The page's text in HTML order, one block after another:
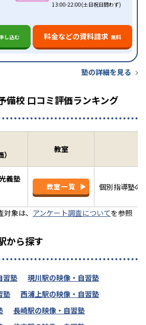
13:00-22:00(土日祝日問わず)
し込む 料金などの資料請求 無料
塾の詳細を見る
備校 口コミ評価ランキング
教室
義塾
教室一覧 個別指導塾の
象は、 アンケート調査についてを参照
から探す
習塾
現川駅の映像・自習塾
塾
西浦上駅の映像・自習塾
長崎駅の映像・自習塾